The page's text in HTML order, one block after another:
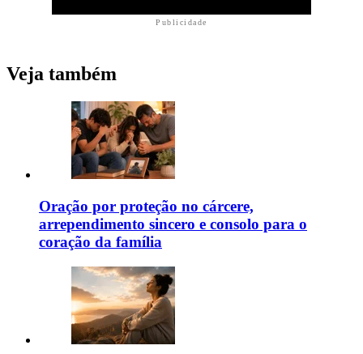
Publicidade
Veja também
Oração por proteção no cárcere,
arrependimento sincero e consolo para o
coração da família